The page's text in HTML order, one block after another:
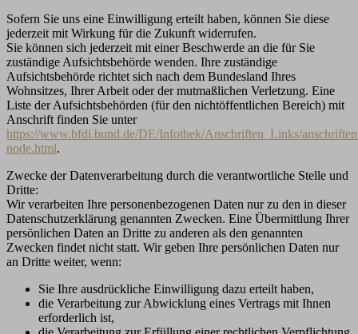
Sofern Sie uns eine Einwilligung erteilt haben, können Sie diese
jederzeit mit Wirkung für die Zukunft widerrufen.
Sie können sich jederzeit mit einer Beschwerde an die für Sie
zuständige Aufsichtsbehörde wenden. Ihre zuständige
Aufsichtsbehörde richtet sich nach dem Bundesland Ihres
Wohnsitzes, Ihrer Arbeit oder der mutmaßlichen Verletzung. Eine
Liste der Aufsichtsbehörden (für den nichtöffentlichen Bereich) mit
Anschrift finden Sie unter
https://www.bfdi.bund.de/DE/Infothek/Anschriften_Links/
node.html.
Zwecke der Datenverarbeitung durch die verantwortliche Stelle und
Dritte:
Wir verarbeiten Ihre personenbezogenen Daten nur zu den in dieser
Datenschutzerklärung genannten Zwecken. Eine Übermittlung Ihrer
persönlichen Daten an Dritte zu anderen als den genannten
Zwecken findet nicht statt. Wir geben Ihre persönlichen Daten nur
an Dritte weiter, wenn:
Sie Ihre ausdrückliche Einwilligung dazu erteilt haben,
die Verarbeitung zur Abwicklung eines Vertrags mit Ihnen
erforderlich ist,